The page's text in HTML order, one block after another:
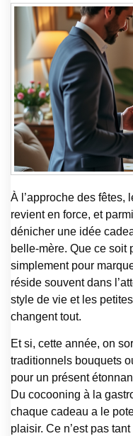
À l’approche des fêtes,
revient en force, et
dénicher une idée
belle-mère. Que ce soit
simplement pour
réside souvent dans
style de vie et les
changent tout.
Et si, cette année, on
traditionnels bouquets
pour un présent
Du cocooning à la
chaque cadeau a le
plaisir. Ce n’est pas